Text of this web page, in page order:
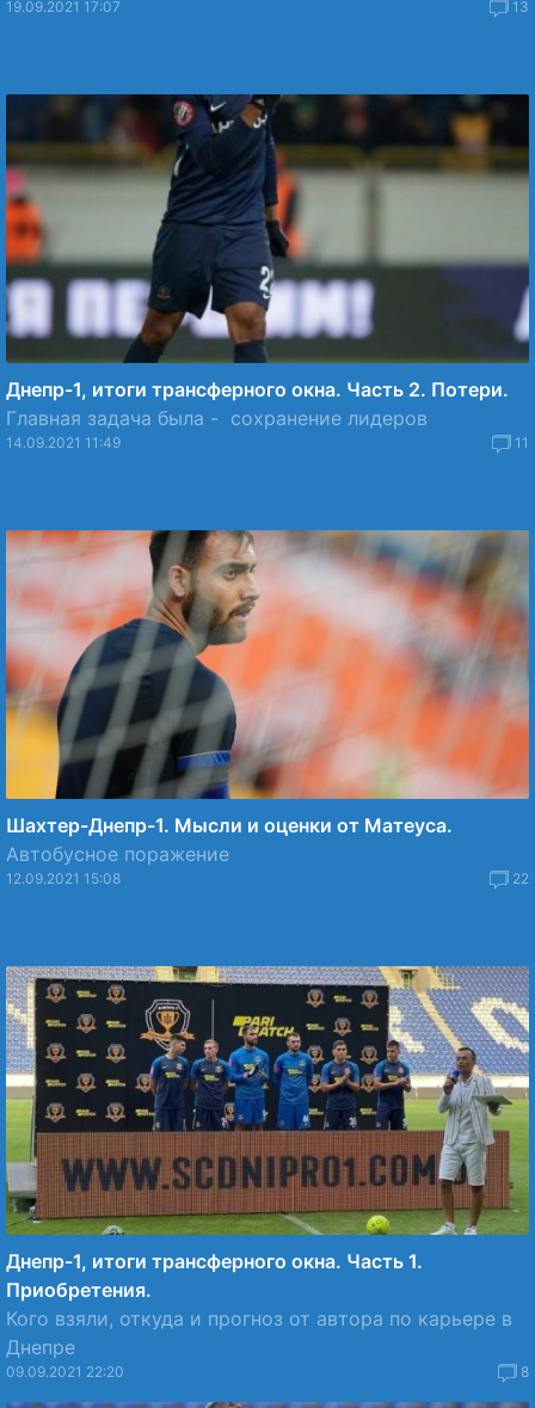
19.09.2021 17:07 13
Днепр-1, итоги трансферного окна. Часть 2. Потери.
Главная задача была - сохранение лидеров
14.09.2021 11:49 11
Шахтер-Днепр-1. Мысли и оценки от Матеуса.
Автобусное поражение
12.09.2021 15:08 22
Днепр-1, итоги трансферного окна. Часть 1.
Приобретения.
Кого взяли, откуда и прогноз от автора по карьере в
Днепре
09.09.2021 22:20 8